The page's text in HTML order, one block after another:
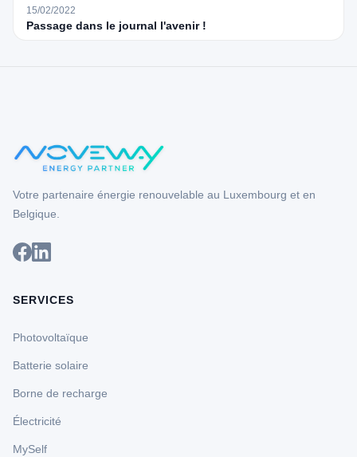
15/02/2022
Passage dans le journal l'avenir !
Votre partenaire énergie renouvelable au Luxembourg et en
Belgique.
SERVICES
Photovoltaïque
Batterie solaire
Borne de recharge
Électricité
MySelf